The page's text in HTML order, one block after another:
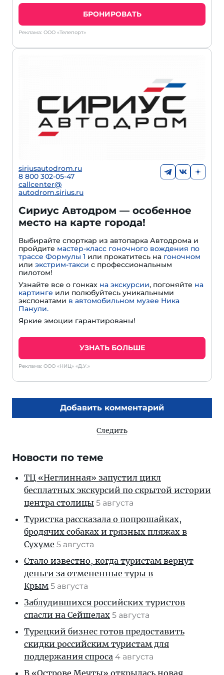
БРОНИРОВАТЬ
Реклама: ООО «Телепорт»
siriusautodrom.ru
8 800 302-05-47
callcenter@
autodrom.sirius.ru
Сириус Автодром — особенное
место на карте города!
Выбирайте спорткар из автопарка Автодрома и
пройдите мастер-класс гоночного вождения по
трассе Формулы 1 или прокатитесь на гоночном
или экстрим-такси с профессиональным
пилотом!
Узнайте все о гонках на экскурсии, погоняйте на
картинге или полюбуйтесь уникальными
экспонатами в автомобильном музее Ника
Панули.
Яркие эмоции гарантированы!
УЗНАТЬ БОЛЬШЕ
Реклама: ООО «НИЦ» «Д.У.»
Добавить комментарий
Следить
Новости по теме
ТЦ «Неглинная» запустил цикл
бесплатных экскурсий по скрытой истории
центра столицы 5 августа
Туристка рассказала о попрошайках,
бродячих собаках и грязных пляжах в
Сухуме 5 августа
Стало известно, когда туристам вернут
деньги за отмененные туры в
Крым 5 августа
Заблудившихся российских туристов
спасли на Сейшелах 5 августа
Турецкий бизнес готов предоставить
скидки российским туристам для
поддержания спроса 4 августа
В «Острове Мечты» открылась новая